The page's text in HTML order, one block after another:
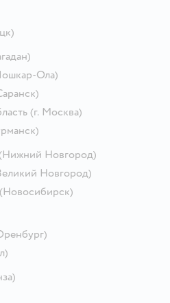
Ола)
(г. Москва)
Новгород)
Новгород)
(Новосибирск)